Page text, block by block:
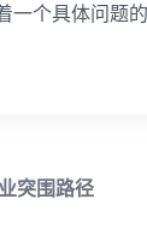
一个具体问题
突围路径